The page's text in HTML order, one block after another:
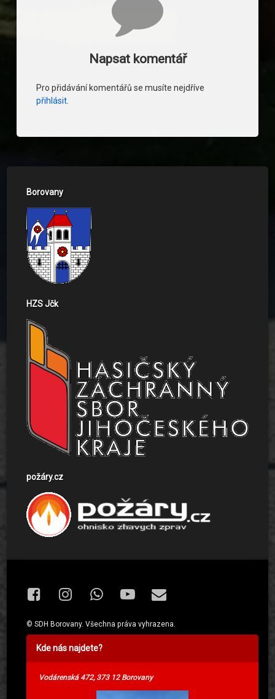
Napsat komentář
Pro přidávání komentářů se musíte nejdříve
přihlásit
Borovany
HZS Jčk
požáry.cz
FacebookInstagram
WhatsApp
YouTubeE-mail
© SDH Borovany. Všechna práva vyhrazena.
Kde nás najdete?
Vodárenská 472, 373 12 Borovany